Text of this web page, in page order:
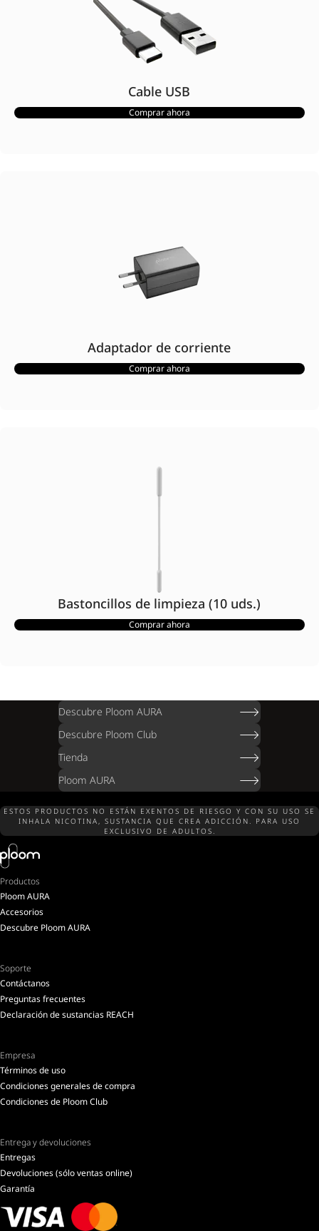
Cable USB
Comprar ahora
Adaptador de corriente
Comprar ahora
Bastoncillos de limpieza (10 uds.)
Comprar ahora
Descubre Ploom AURA
Descubre Ploom Club
Tienda
Ploom AURA
ESTOS PRODUCTOS NO ESTÁN EXENTOS DE RIESGO Y CON SU USO SE
INHALA NICOTINA, SUSTANCIA QUE CREA ADICCIÓN. PARA USO
EXCLUSIVO DE ADULTOS.
Productos
Ploom AURA
Accesorios
Descubre Ploom AURA
Soporte
Contáctanos
Preguntas frecuentes
Declaración de sustancias REACH
Empresa
Términos de uso
Condiciones generales de compra
Condiciones de Ploom Club
Entrega y devoluciones
Entregas
Devoluciones (sólo ventas online)
Garantía